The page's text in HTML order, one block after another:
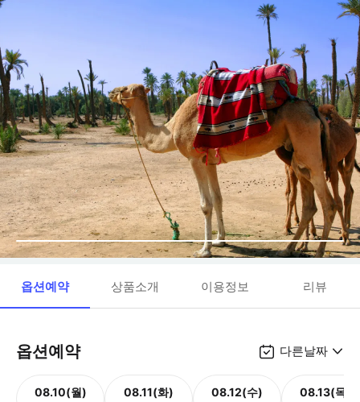
옵션예약 상품소개 이용정보 리뷰
옵션예약 다른날짜
08.10(월) 08.11(화) 08.12(수) 08.13(목)